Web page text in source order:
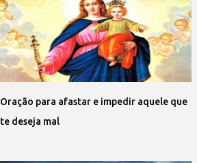
Oração para afastar e impedir aquele que
te deseja mal